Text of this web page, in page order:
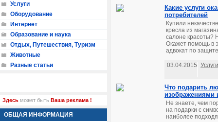
Какие услуги
потребителей
Купили
кресла из
салоне красоты?
Окажет помощь в
адвокат по
03.04.2015 Услуги
Что подарить
изображениями
Не знаете, чем
на подарки с
наиболее
Услуги
Оборудование
Интернет
Образование и наука
Отдых, Путешествия, Туризм
Животные
Разные статьи
Здесь может быть Ваша реклама !
ОБЩАЯ ИНФОРМАЦИЯ